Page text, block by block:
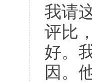
我请
评比
好。
因。